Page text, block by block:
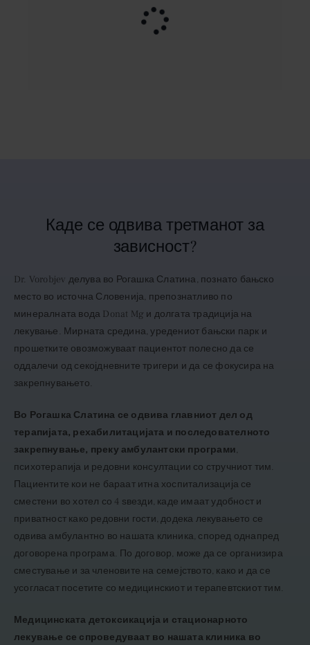
Каде се одвива третманот за
зависност?
Dr. Vorobjev делува во Рогашка Слатина, познато бањско
место во источна Словенија, препознатливо по
минералната вода Donat Mg и долгата традиција на
лекување. Мирната средина, уредениот бањски парк и
прошетките овозможуваат пациентот полесно да се
оддалечи од секојдневните тригери и да се фокусира на
закрепнувањето.
Во Рогашка Слатина се одвива главниот дел од
терапијата, рехабилитацијата и последователното
закрепнување, преку амбулантски програми,
психотерапија и редовни консултации со стручниот тим.
Пациентите кои не бараат итна хоспитализација се
сместени во хотел со 4 ѕвезди, каде имаат удобност и
приватност како редовни гости, додека лекувањето се
одвива амбулантно во нашата клиника, според однапред
договорена програма. По договор, може да се организира
сместување и за членовите на семејството, како и да се
усогласат посетите со медицинскиот и терапевтскиот тим.
Медицинската детоксикација и стационарното
лекување се спроведуваат во нашата клиника во